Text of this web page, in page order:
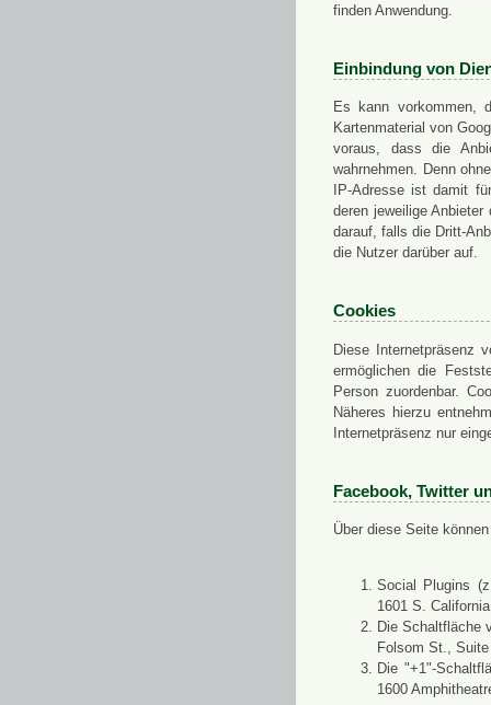
finden Anwendung.
Einbindung von
Es kann vorkommen,
Kartenmaterial von
voraus, dass die
wahrnehmen. Denn
IP-Adresse ist damit
deren jeweilige
darauf, falls die Dritt-
die Nutzer darüber auf.
Cookies
Diese Internetpräsenz
ermöglichen die
Person zuordenbar.
Näheres hierzu
Internetpräsenz nur
Facebook, Twitter
Über diese Seite
Social Plugins
1601 S.
Die Schaltfläche
Folsom St.,
Die "+1"-
1600